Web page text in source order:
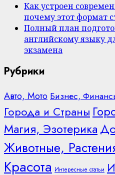
Как устроен
почему этот формат
Полный план
английскому языку
экзамена
Рубрики
Авто, Мото Бизнес,
Города и Страны
Магия, Эзотерика
Животные,
Красота Интересные статьи